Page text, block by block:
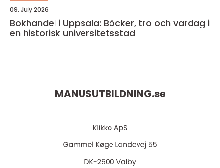
09. July 2026
Bokhandel i Uppsala: Böcker, tro och vardag i
en historisk universitetsstad
MANUSUTBILDNING.se